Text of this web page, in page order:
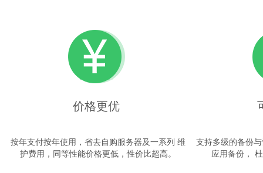
价格更优
按年支付按年使用，省去自购服务器及一系列 维
护费用，同等性能价格更低，性价比超高。
支持多级的备份
应用备份，